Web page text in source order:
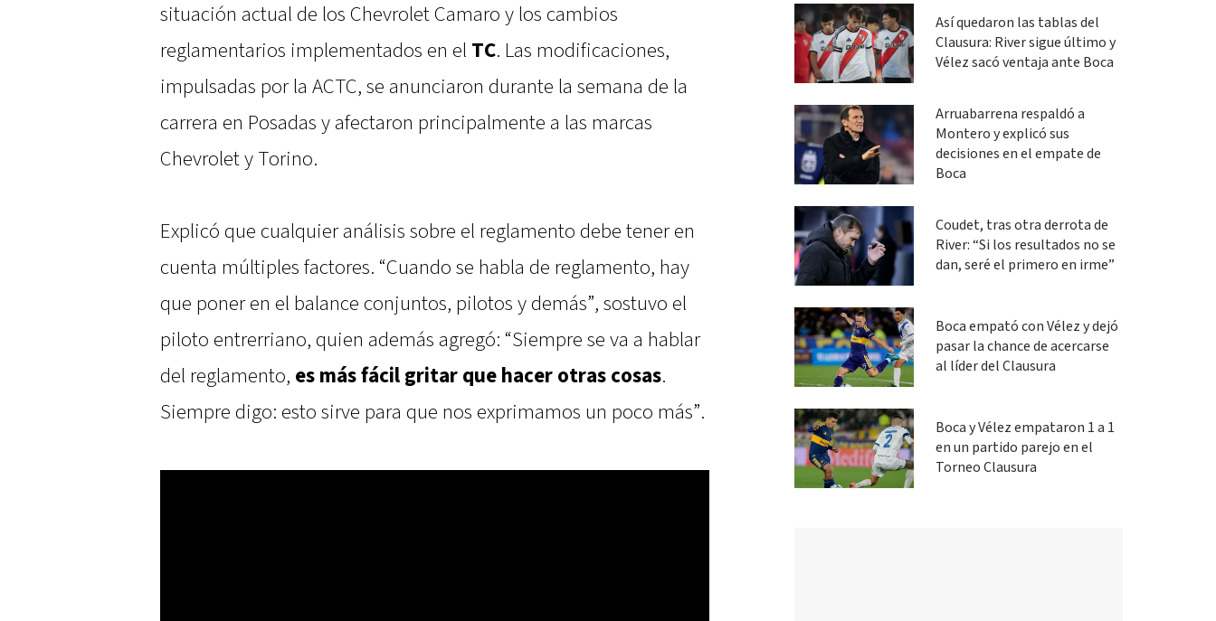
situación actual de los Chevrolet Camaro y los cambios
reglamentarios implementados en el TC. Las modificaciones,
impulsadas por la ACTC, se anunciaron durante la semana de la
carrera en Posadas y afectaron principalmente a las marcas
Chevrolet y Torino.
Explicó que cualquier análisis sobre el reglamento debe tener en
cuenta múltiples factores. “Cuando se habla de reglamento, hay
que poner en el balance conjuntos, pilotos y demás”, sostuvo el
piloto entrerriano, quien además agregó: “Siempre se va a hablar
del reglamento, es más fácil gritar que hacer otras cosas.
Siempre digo: esto sirve para que nos exprimamos un poco más”.
Así quedaron las tablas del
Clausura: River sigue último y
Vélez sacó ventaja ante Boca
Arruabarrena respaldó a
Montero y explicó sus
decisiones en el empate de
Boca
Coudet, tras otra derrota de
River: “Si los resultados no se
dan, seré el primero en irme”
Boca empató con Vélez y dejó
pasar la chance de acercarse
al líder del Clausura
Boca y Vélez empataron 1 a 1
en un partido parejo en el
Torneo Clausura